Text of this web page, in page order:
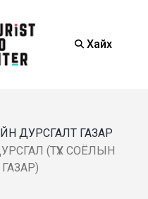
Хайх
ДУРСГАЛТ ГАЗАР
(ТҮҮХ СОЁЛЫН